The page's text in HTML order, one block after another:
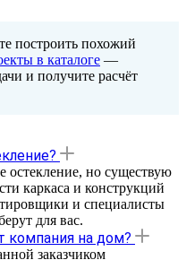
построить похожий
в каталоге —
и получите расчёт
остекление, но существую
каркаса и конструкций
и специалисты
для вас.
компания на дом?
заказчиком